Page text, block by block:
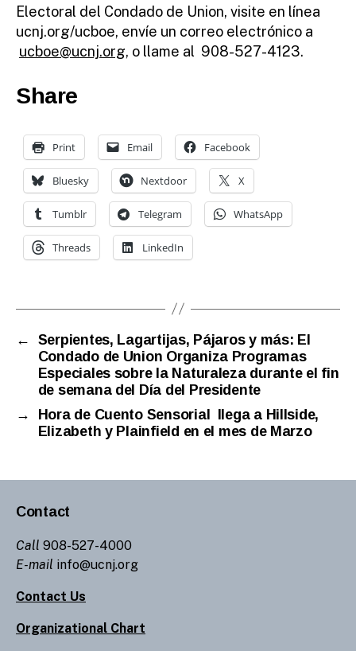
Electoral del Condado de Union, visite en línea
ucnj.org/ucboe, envíe un correo electrónico a
ucboe@ucnj.org, o llame al 908-527-4123.
Share
Print Email Facebook
Bluesky Nextdoor X
Tumblr Telegram WhatsApp
Threads LinkedIn
←
Serpientes, Lagartijas, Pájaros y más: El
Condado de Union Organiza Programas
Especiales sobre la Naturaleza durante el fin
de semana del Día del Presidente
→
Hora de Cuento Sensorial llega a Hillside,
Elizabeth y Plainfield en el mes de Marzo
Contact
Call 908-527-4000
E-mail info@ucnj.org
Contact Us
Organizational Chart